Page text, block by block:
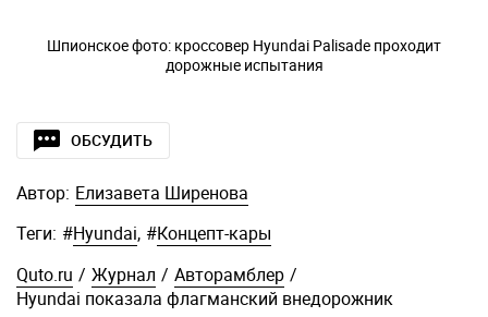
Шпионское фото: кроссовер Hyundai Palisade проходит
дорожные испытания
ОБСУДИТЬ
Автор: Елизавета Ширенова
Теги: #Hyundai, #Концепт-кары
Quto.ru / Журнал / Авторамблер /
Hyundai показала флагманский внедорожник